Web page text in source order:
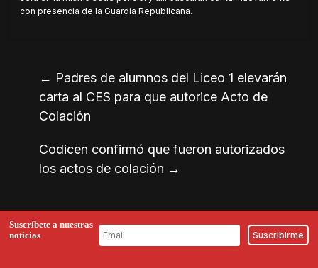
con presencia de la Guardia Republicana.
← Padres de alumnos del Liceo 1 elevarán
carta al CES para que autorice Acto de
Colación
Codicen confirmó que fueron autorizados
los actos de colación →
Suscríbete a nuestras
noticias